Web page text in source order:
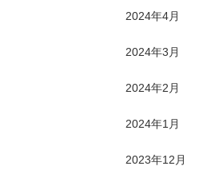
2024年4月
2024年3月
2024年2月
2024年1月
2023年12月